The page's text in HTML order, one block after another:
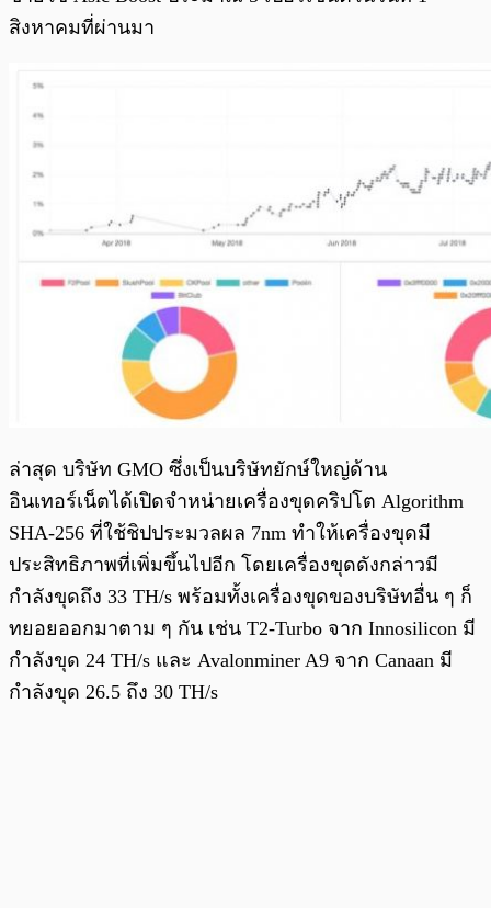
สิงหาคมที่ผ่านมา
ล่าสุด บริษัท GMO ซึ่งเป็นบริษัทยักษ์ใหญ่ด้าน
อินเทอร์เน็ตได้เปิดจำหน่ายเครื่องขุดคริปโต Algorithm
SHA-256 ที่ใช้ชิปประมวลผล 7nm ทำให้เครื่องขุดมี
ประสิทธิภาพที่เพิ่มขึ้นไปอีก โดยเครื่องขุดดังกล่าวมี
กำลังขุดถึง 33 TH/s พร้อมทั้งเครื่องขุดของบริษัทอื่น ๆ ก็
ทยอยออกมาตาม ๆ กัน เช่น T2-Turbo จาก Innosilicon มี
กำลังขุด 24 TH/s และ Avalonminer A9 จาก Canaan มี
กำลังขุด 26.5 ถึง 30 TH/s